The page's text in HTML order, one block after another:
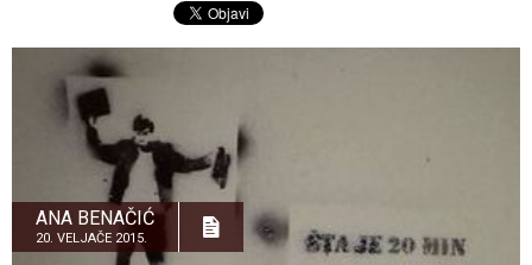
ANA BENAČIĆ
20. VELJAČE 2015.